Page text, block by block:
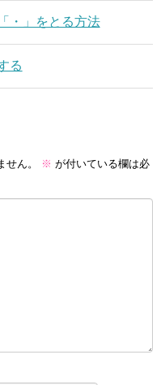
・」をとる方法
る
ん。 ※ が付いている欄は必